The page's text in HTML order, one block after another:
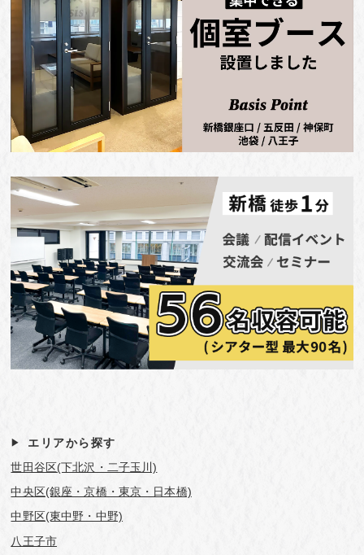
エリアから探す
世田谷区(下北沢・二子玉川)
中央区(銀座・京橋・東京・日本橋)
中野区(東中野・中野)
八王子市